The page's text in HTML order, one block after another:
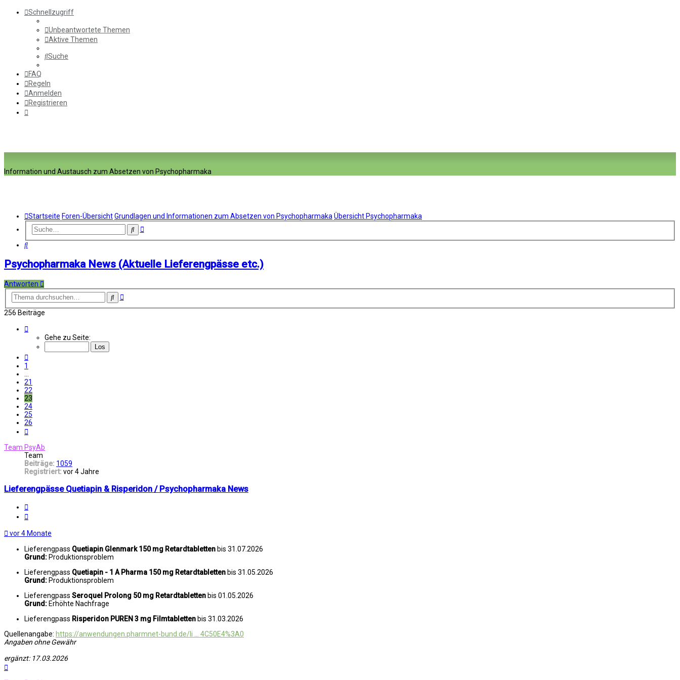
Schnellzugriff
Unbeantwortete Themen
Aktive Themen
Suche
FAQ
Regeln
Anmelden
Registrieren
Information und Austausch zum Absetzen von Psychopharmaka
Startseite Foren-ÜbersichtGrundlagen und Informationen zum Absetzen von Psychopharmaka Übersicht Psychopharmaka
SucheErweiterte
Suche
Psychopharmaka News (Aktuelle Lieferengpässe etc.)
Antworten
SucheErweiterte
256 Beiträge
Gehe zu Seite:
1
21
22
23
24
25
26
Team PsyAb
Team
Beiträge: 1059
Registriert: vor 4 Jahre
Lieferengpässe Quetiapin & Risperidon / Psychopharmaka News
vor 4 Monate
Lieferengpass Quetiapin Glenmark 150 mg Retardtabletten bis 31.07.2026
Grund: Produktionsproblem
Lieferengpass Quetiapin - 1 A Pharma 150 mg Retardtabletten bis 31.05.2026
Grund: Produktionsproblem
Lieferengpass Seroquel Prolong 50 mg Retardtabletten bis 01.05.2026
Grund: Erhöhte Nachfrage
Lieferengpass Risperidon PUREN 3 mg Filmtabletten bis 31.03.2026
Quellenangabe: https://anwendungen.pharmnet-bund.de/li ... 4C50E4%3A0
Angaben ohne Gewähr
ergänzt: 17.03.2026